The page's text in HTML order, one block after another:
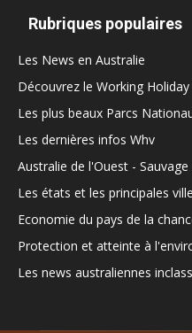
Rubriques populaires
Les News en Australie
Découvrez le Working Holiday
Les plus beaux Parcs
Les dernières infos Whv
Australie de l'Ouest -
Les états et les principales
Economie du pays de la
Protection et atteinte à
Les news australiennes